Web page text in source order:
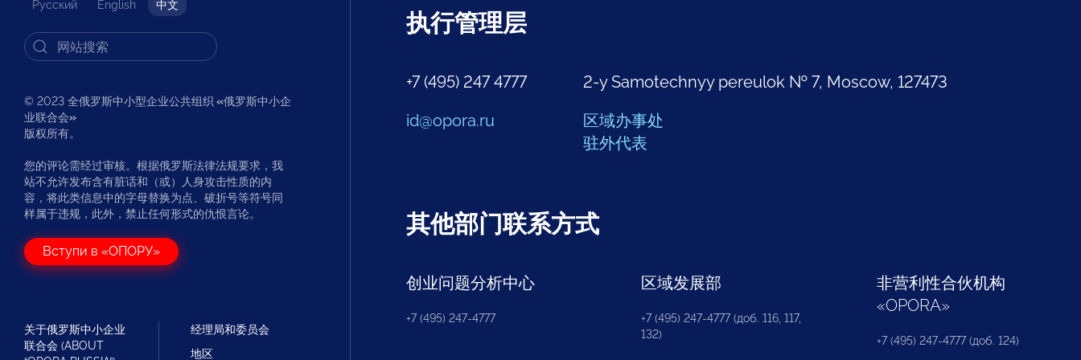
Русский English 中文
© 2023 全俄罗斯中小型企业公共组织 «俄罗斯中小企
业联合会»
版权所有。
您的评论需经过审核。根据俄罗斯法律法规要求，我
站不允许发布含有脏话和（或）人身攻击性质的内
容，将此类信息中的字母替换为点、破折号等符号同
样属于违规，此外，禁止任何形式的仇恨言论。
Вступи в «ОПОРУ»
关于俄罗斯中小企业
联合会 (ABOUT
经理局和委员会
地区
执行管理层
+7 (495) 247 4777
id@opora.ru
2-y Samotechnyy pereulok № 7, Moscow, 127473
区域办事处
驻外代表
其他部门联系方式
创业问题分析中心
+7 (495) 247-4777
区域发展部
+7 (495) 247-4777 (доб. 116, 117,
132)
非营利性合伙机构
«OPORA»
+7 (495) 247-4777 (доб. 124)